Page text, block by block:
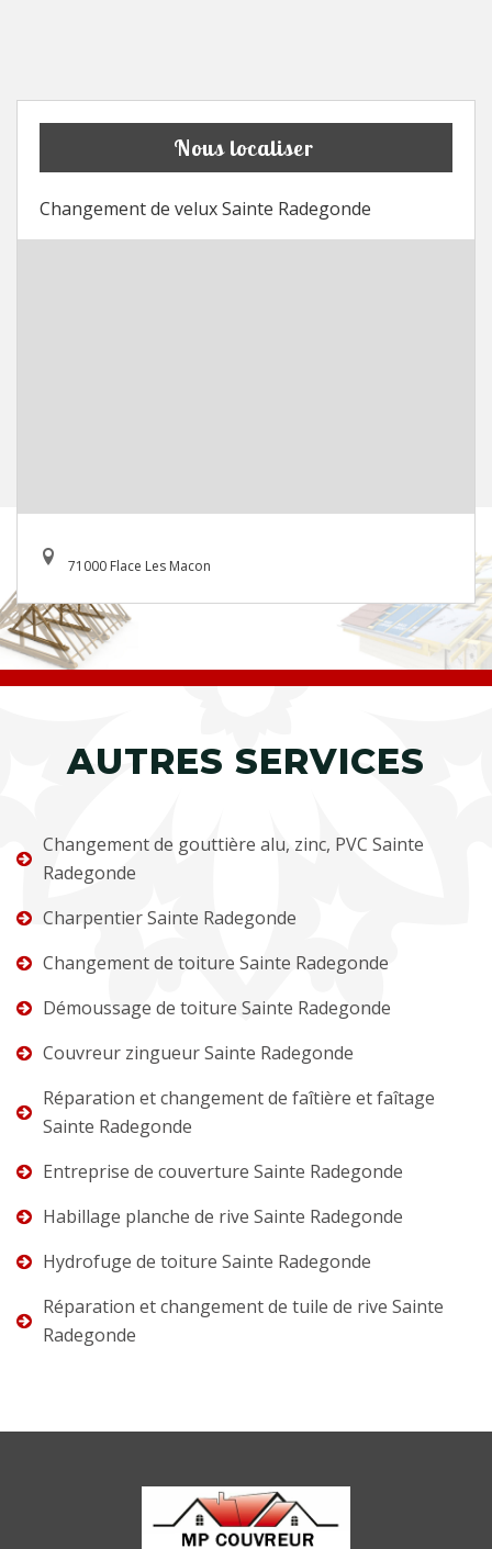
Nous localiser
Changement de velux Sainte Radegonde
71000 Flace Les Macon
AUTRES SERVICES
Changement de gouttière alu, zinc, PVC Sainte
Radegonde
Charpentier Sainte Radegonde
Changement de toiture Sainte Radegonde
Démoussage de toiture Sainte Radegonde
Couvreur zingueur Sainte Radegonde
Réparation et changement de faîtière et faîtage
Sainte Radegonde
Entreprise de couverture Sainte Radegonde
Habillage planche de rive Sainte Radegonde
Hydrofuge de toiture Sainte Radegonde
Réparation et changement de tuile de rive Sainte
Radegonde